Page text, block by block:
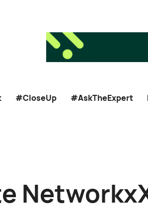
#CloseUp #AskTheExpert